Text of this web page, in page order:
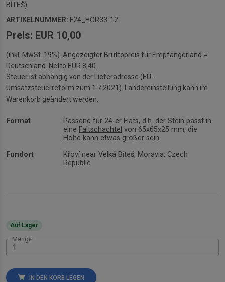
BÍTEŠ)
ARTIKELNUMMER: F24_HOR33-12
Preis: EUR 10,00
(inkl. MwSt. 19%). Angezeigter Bruttopreis für Empfängerland =
Deutschland. Netto EUR 8,40.
Steuer ist abhängig von der Lieferadresse (EU-
Umsatzsteuerreform zum 1.7.2021). Ländereinstellung kann im
Warenkorb geändert werden.
Format
Passend für 24-er Flats, d.h. der Stein passt in
eine Faltschachtel von 65x65x25 mm, die
Höhe kann etwas größer sein.
Fundort
Křoví near Velká Bíteš, Moravia, Czech
Republic
Auf Lager
Menge
IN DEN KORB LEGEN